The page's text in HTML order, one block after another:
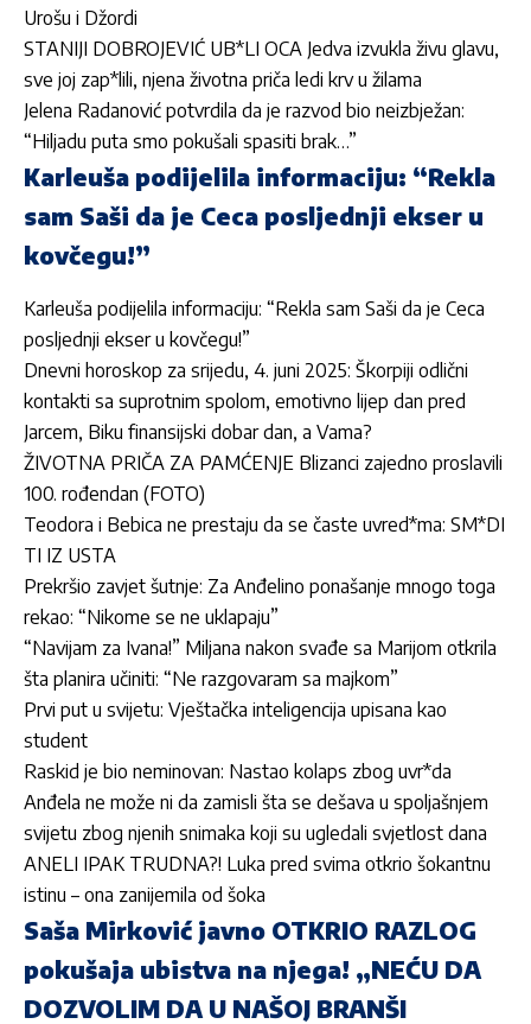
Urošu i Džordi
STANIJI DOBROJEVIĆ UB*LI OCA Jedva izvukla živu glavu,
sve joj zap*lili, njena životna priča ledi krv u žilama
Jelena Radanović potvrdila da je razvod bio neizbježan:
“Hiljadu puta smo pokušali spasiti brak…”
Karleuša podijelila informaciju: “Rekla
sam Saši da je Ceca posljednji ekser u
kovčegu!”
Karleuša podijelila informaciju: “Rekla sam Saši da je Ceca
posljednji ekser u kovčegu!”
Dnevni horoskop za srijedu, 4. juni 2025: Škorpiji odlični
kontakti sa suprotnim spolom, emotivno lijep dan pred
Jarcem, Biku finansijski dobar dan, a Vama?
ŽIVOTNA PRIČA ZA PAMĆENJE Blizanci zajedno proslavili
100. rođendan (FOTO)
Teodora i Bebica ne prestaju da se časte uvred*ma: SM*DI
TI IZ USTA
Prekršio zavjet šutnje: Za Anđelino ponašanje mnogo toga
rekao: “Nikome se ne uklapaju”
“Navijam za Ivana!” Miljana nakon svađe sa Marijom otkrila
šta planira učiniti: “Ne razgovaram sa majkom”
Prvi put u svijetu: Vještačka inteligencija upisana kao
student
Raskid je bio neminovan: Nastao kolaps zbog uvr*da
Anđela ne može ni da zamisli šta se dešava u spoljašnjem
svijetu zbog njenih snimaka koji su ugledali svjetlost dana
ANELI IPAK TRUDNA?! Luka pred svima otkrio šokantnu
istinu – ona zanijemila od šoka
Saša Mirković javno OTKRIO RAZLOG
pokušaja ubistva na njega! „NEĆU DA
DOZVOLIM DA U NAŠOJ BRANŠI